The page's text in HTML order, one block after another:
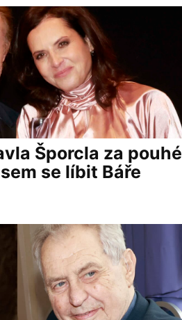
Šporcla za pouhé
se líbit Báře